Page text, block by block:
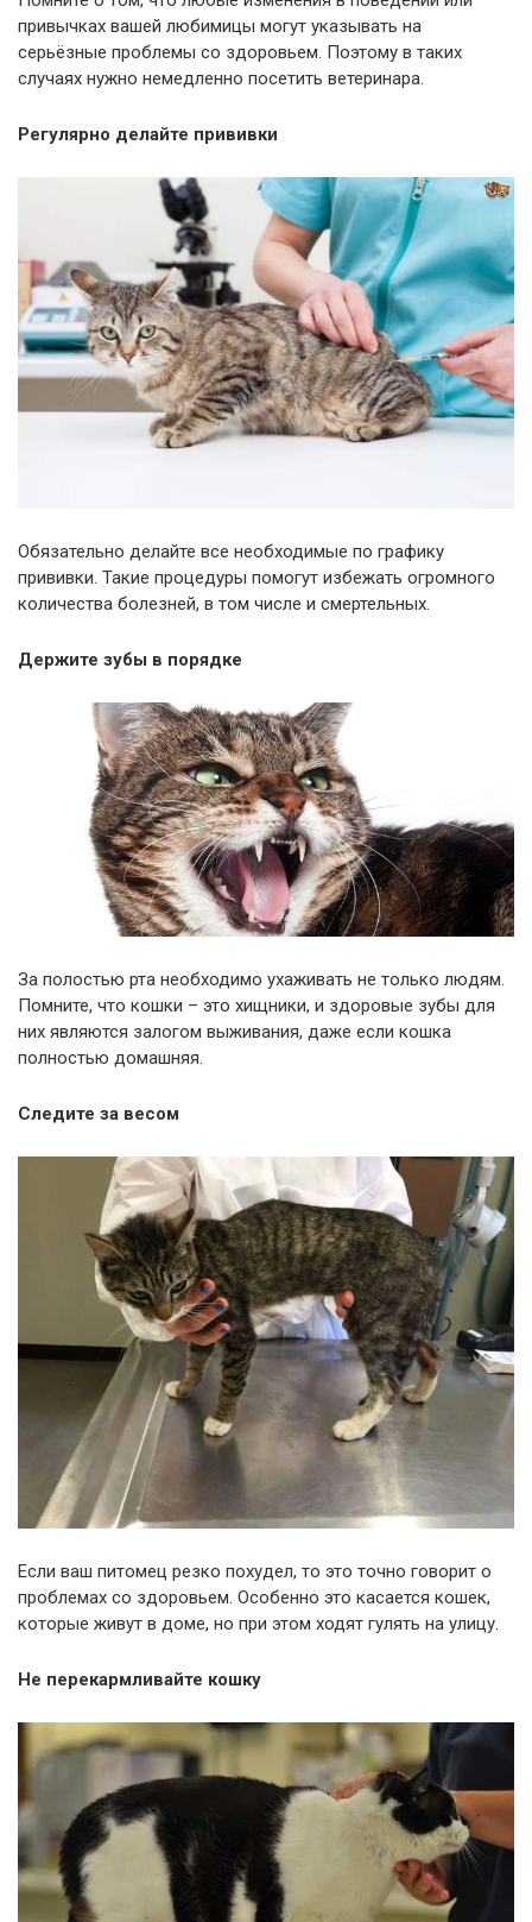
привычках вашей любимицы могут указывать на
серьёзные проблемы со здоровьем. Поэтому в таких
случаях нужно немедленно посетить ветеринара.
Регулярно делайте прививки
Обязательно делайте все необходимые по графику
прививки. Такие процедуры помогут избежать огромного
количества болезней, в том числе и смертельных.
Держите зубы в порядке
За полостью рта необходимо ухаживать не только людям.
Помните, что кошки – это хищники, и здоровые зубы для
них являются залогом выживания, даже если кошка
полностью домашняя.
Следите за весом
Если ваш питомец резко похудел, то это точно говорит о
проблемах со здоровьем. Особенно это касается кошек,
которые живут в доме, но при этом ходят гулять на улицу.
Не перекармливайте кошку